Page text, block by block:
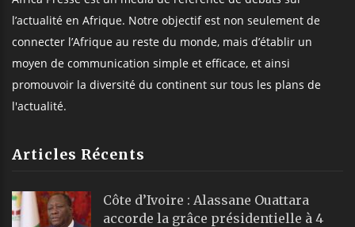
l’actualité en Afrique. Notre objectif est non seulement de
connecter l’Afrique au reste du monde, mais d’établir un
moyen de communication simple et efficace, et ainsi
promouvoir la diversité du continent sur tous les plans de
l'actualité.
Articles Récents
Côte d’Ivoire : Alassane Ouattara
accorde la grâce présidentielle à 4